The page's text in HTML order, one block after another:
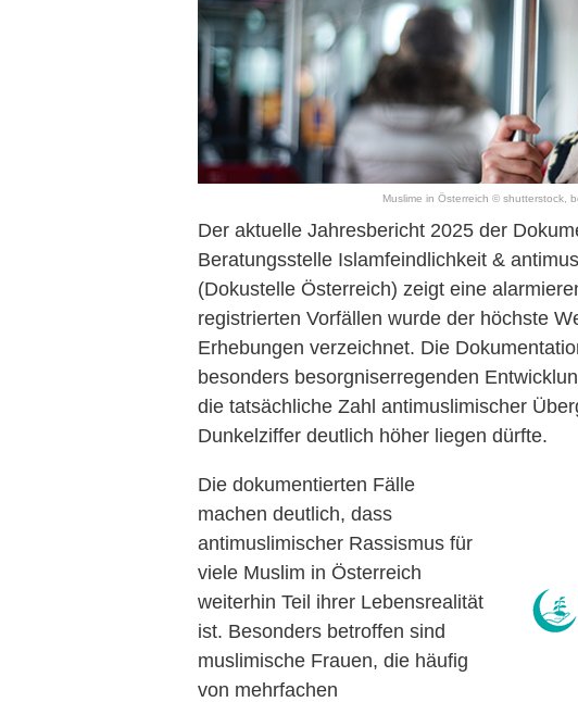
Muslime in Österreich © shutterstock,
Der aktuelle Jahresbericht 2025 der
Beratungsstelle Islamfeindlichkeit &
(Dokustelle Österreich) zeigt eine
registrierten Vorfällen wurde der höchste
Erhebungen verzeichnet. Die
besonders besorgniserregenden
die tatsächliche Zahl antimuslimischer
Dunkelziffer deutlich höher liegen dürfte.
Die dokumentierten Fälle
machen deutlich, dass
antimuslimischer Rassismus für
viele Muslim in Österreich
weiterhin Teil ihrer Lebensrealität
ist. Besonders betroffen sind
muslimische Frauen, die häufig
von mehrfachen